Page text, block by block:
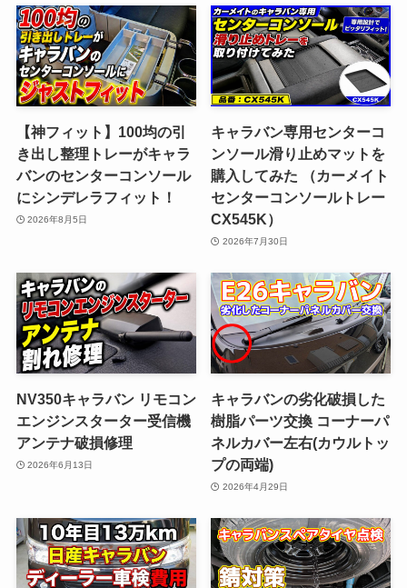
【神フィット】100均の引
き出し整理トレーがキャラ
バンのセンターコンソール
にシンデレラフィット！
2026年8月5日
キャラバン専用センターコ
ンソール滑り止めマットを
購入してみた （カーメイト
センターコンソールトレー
CX545K）
2026年7月30日
NV350キャラバン リモコン
エンジンスターター受信機
アンテナ破損修理
2026年6月13日
キャラバンの劣化破損した
樹脂パーツ交換 コーナーパ
ネルカバー左右(カウルトッ
プの両端)
2026年4月29日